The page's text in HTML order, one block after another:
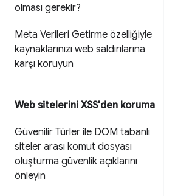
olması gerekir?
Meta Verileri Getirme özelliğiyle
kaynaklarınızı web saldırılarına
karşı koruyun
Web sitelerini XSS'den koruma
Güvenilir Türler ile DOM tabanlı
siteler arası komut dosyası
oluşturma güvenlik açıklarını
önleyin